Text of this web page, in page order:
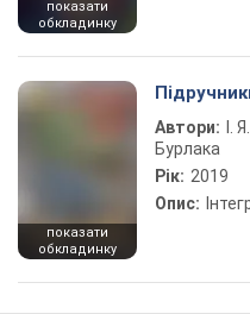
показати
обкладинку
показати
обкладинку
Автори:
Бурлака
Рік: 2019
Опис: